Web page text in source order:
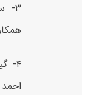
۳-
احمد